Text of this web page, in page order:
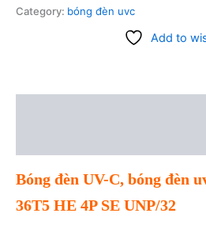
Category: bóng đèn uvc
Add to
Bóng đèn UV-C, bóng đèn
36T5 HE 4P SE UNP/32